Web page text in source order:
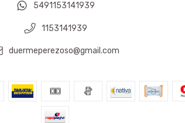
5491153141939
1153141939
duermeperezoso@gmail.com